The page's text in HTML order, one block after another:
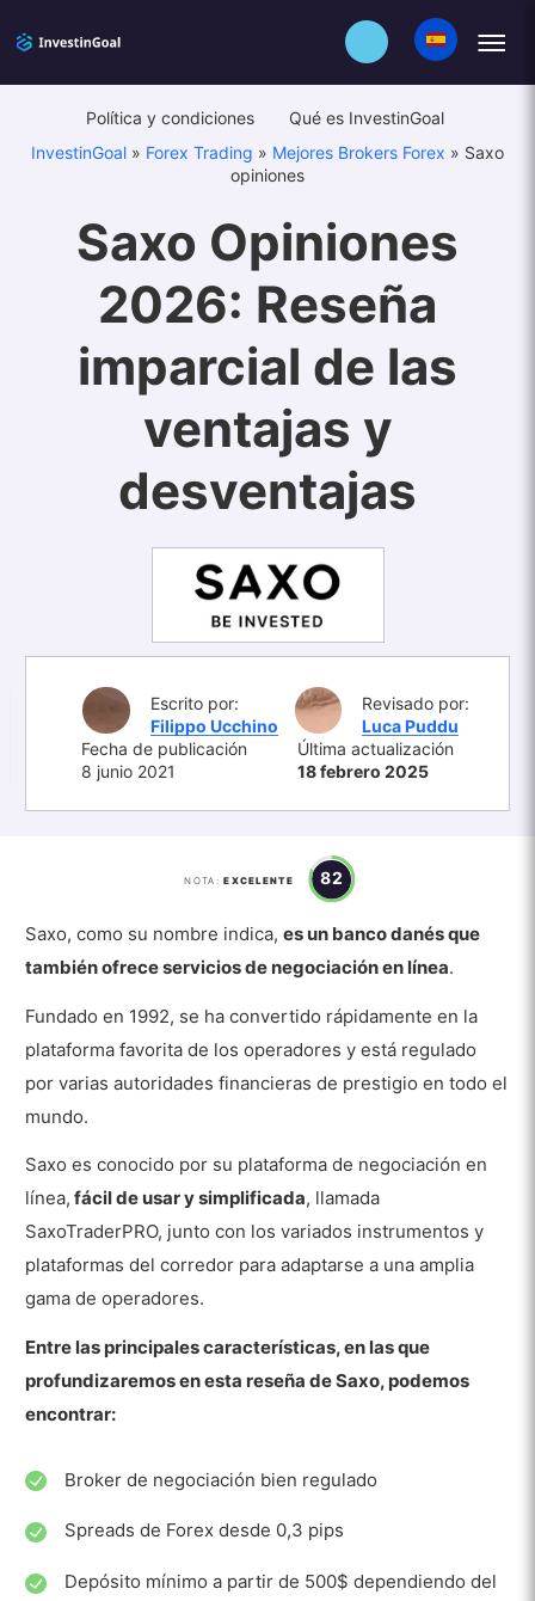
Política y condiciones
Qué es InvestinGoal
InvestinGoal » Forex Trading » Mejores Brokers Forex » Saxo
opiniones
Saxo Opiniones
2026: Reseña
imparcial de las
ventajas y
desventajas
Escrito por:
Filippo Ucchino
Revisado por:
Luca Puddu
Fecha de publicación
8 junio 2021
Última actualización
18 febrero 2025
NOTA: EXCELENTE 82
Saxo, como su nombre indica,es un banco danés que
también ofrece servicios de negociación en línea.
Fundado en 1992, se ha convertido rápidamente en la
plataforma favorita de los operadores y está regulado
por varias autoridades financieras de prestigio en todo el
mundo.
Saxo es conocido por su plataforma de negociación en
línea, fácil de usar y simplificada, llamada
SaxoTraderPRO, junto con los variados instrumentos y
plataformas del corredor para adaptarse a una amplia
gama de operadores.
Entre las principales características, en las que
profundizaremos en esta reseña de Saxo, podemos
encontrar:
Broker de negociación bien regulado
Spreads de Forex desde 0,3 pips
Depósito mínimo a partir de 500$ dependiendo del